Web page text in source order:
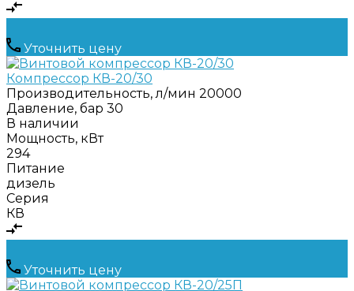
Уточнить цену
Компрессор КВ-20/30
Производительность, л/мин 20000
Давление, бар 30
В наличии
Мощность, кВт
294
Питание
дизель
Серия
КВ
Уточнить цену